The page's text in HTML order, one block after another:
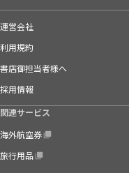
運営会社
利用規約
書店御担当者様へ
採用情報
関連サービス
海外航空券
旅行用品